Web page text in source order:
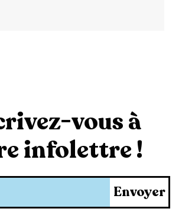
vous à
infolettre !
Envoyer